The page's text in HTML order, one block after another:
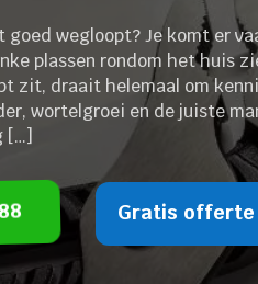
wegloopt? Je komt er
plassen rondom het huis
zit, draait helemaal om
wortelgroei en de juiste
[…]
Gratis offerte